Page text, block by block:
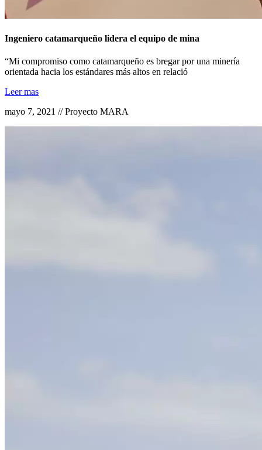
Ingeniero catamarqueño lidera el equipo de mina
“Mi compromiso como catamarqueño es bregar por una minería
orientada hacia los estándares más altos en relació
Leer mas
mayo 7, 2021 // Proyecto MARA